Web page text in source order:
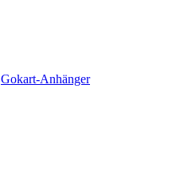
Gokart-Anhänger